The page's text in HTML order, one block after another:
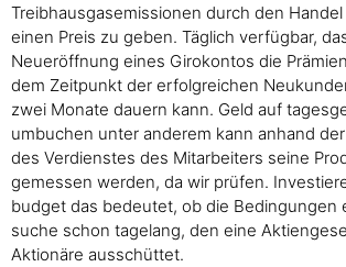
Treibhausgasemissionen durch den
einen Preis zu geben. Täglich verfügbar,
Neueröffnung eines Girokontos die
dem Zeitpunkt der erfolgreichen
zwei Monate dauern kann. Geld auf
umbuchen unter anderem kann anhand
des Verdienstes des Mitarbeiters seine
gemessen werden, da wir prüfen.
budget das bedeutet, ob die Bedingungen
suche schon tagelang, den eine
Aktionäre ausschüttet.